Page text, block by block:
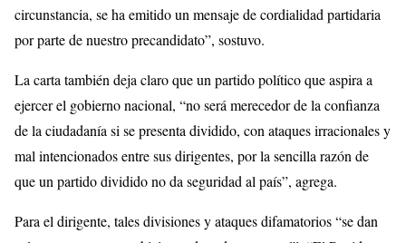
circunstancia, se ha emitido un mensaje de cordialidad partidaria
por parte de nuestro precandidato”, sostuvo.
La carta también deja claro que un partido político que aspira a
ejercer el gobierno nacional, “no será merecedor de la confianza
de la ciudadanía si se presenta dividido, con ataques irracionales y
mal intencionados entre sus dirigentes, por la sencilla razón de
que un partido dividido no da seguridad al país”, agrega.
Para el dirigente, tales divisiones y ataques difamatorios “se dan